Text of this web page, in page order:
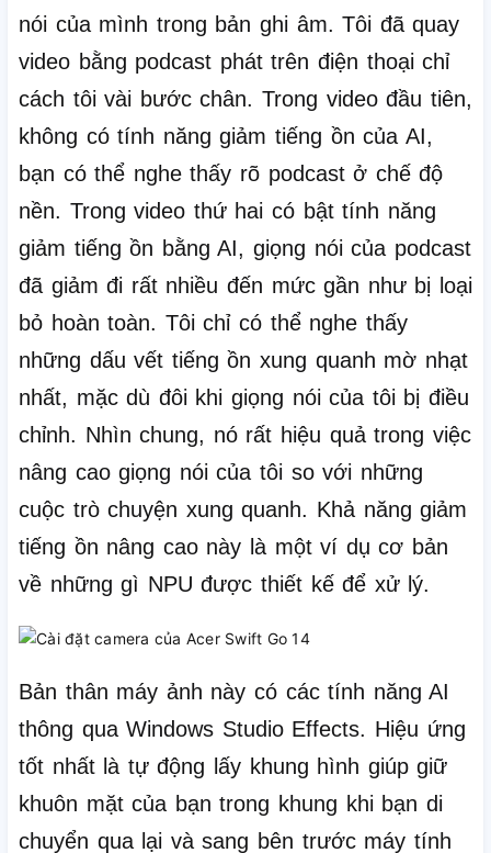
nói của mình trong bản ghi âm.Tôi đã quay
video bằng podcast phát trên điện thoại chỉ
cách tôi vài bước chân. Trong video đầu tiên,
không có tính năng giảm tiếng ồn của AI,
bạn có thể nghe thấy rõ podcast ở chế độ
nền. Trong video thứ hai có bật tính năng
giảm tiếng ồn bằng AI, giọng nói của podcast
đã giảm đi rất nhiều đến mức gần như bị loại
bỏ hoàn toàn. Tôi chỉ có thể nghe thấy
những dấu vết tiếng ồn xung quanh mờ nhạt
nhất, mặc dù đôi khi giọng nói của tôi bị điều
chỉnh. Nhìn chung, nó rất hiệu quả trong việc
nâng cao giọng nói của tôi so với những
cuộc trò chuyện xung quanh. Khả năng giảm
tiếng ồn nâng cao này là một ví dụ cơ bản
về những gì NPU được thiết kế để xử lý.
Bản thân máy ảnh này có các tính năng AI
thông qua Windows Studio Effects. Hiệu ứng
tốt nhất là tự động lấy khung hình giúp giữ
khuôn mặt của bạn trong khung khi bạn di
chuyển qua lại và sang bên trước máy tính